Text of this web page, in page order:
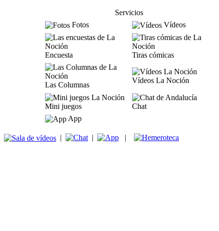
Servicios
Fotos
Vídeos
Encuesta Tiras cómicas
Las Columnas
Vídeos La Noción
Mini juegos
Chat
App
| | |